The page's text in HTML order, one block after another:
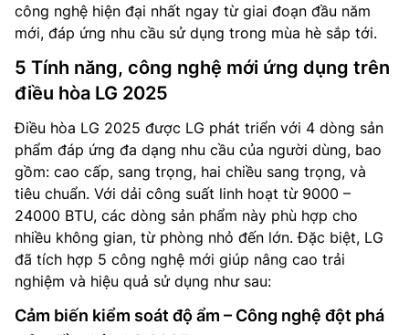
công nghệ hiện đại nhất ngay từ giai đoạn đầu năm
mới, đáp ứng nhu cầu sử dụng trong mùa hè sắp tới.
5 Tính năng, công nghệ mới ứng dụng trên
điều hòa LG 2025
Điều hòa LG 2025 được LG phát triển với 4 dòng sản
phẩm đáp ứng đa dạng nhu cầu của người dùng, bao
gồm: cao cấp, sang trọng, hai chiều sang trọng, và
tiêu chuẩn. Với dải công suất linh hoạt từ 9000 –
24000 BTU, các dòng sản phẩm này phù hợp cho
nhiều không gian, từ phòng nhỏ đến lớn. Đặc biệt, LG
đã tích hợp 5 công nghệ mới giúp nâng cao trải
nghiệm và hiệu quả sử dụng như sau:
Cảm biến kiểm soát độ ẩm – Công nghệ đột phá